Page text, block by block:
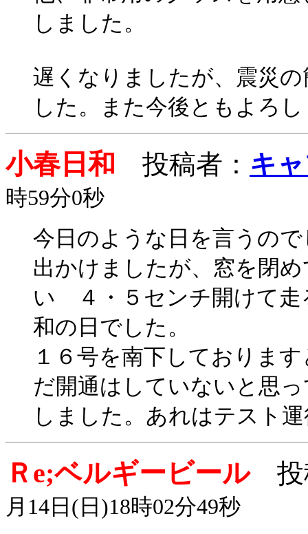
しました。
遅くなりましたが、震災
した。また今後ともよろ
小春日和 投稿者： キ
時59分0秒
今日のような日を言うの
出かけましたが、窓を閉
い ４・５センチ開けて走
和の日でした。
１６号を南下しておりま
だ開通はしていないと思
しました。あれはテスト
Ｒe;ベルギービール投
月14日(日)18時02分49秒